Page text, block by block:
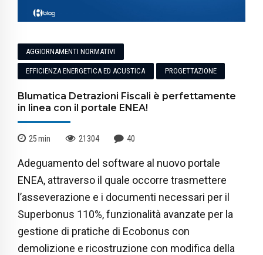
AGGIORNAMENTI NORMATIVI
EFFICIENZA ENERGETICA ED ACUSTICA PROGETTAZIONE
Blumatica Detrazioni Fiscali è perfettamente
in linea con il portale ENEA!
25min 21304 40
Adeguamento del software al nuovo portale
ENEA, attraverso il quale occorre trasmettere
l’asseverazione e i documenti necessari per il
Superbonus 110%, funzionalità avanzate per la
gestione di pratiche di Ecobonus con
demolizione e ricostruzione con modifica della